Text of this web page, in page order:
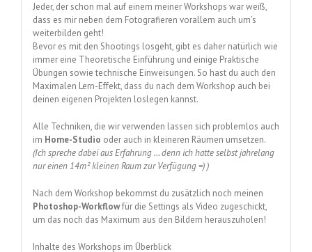
Jeder, der schon mal auf einem meiner Workshops war weiß,
dass es mir neben dem Fotografieren vorallem auch um’s
weiterbilden geht!
Bevor es mit den Shootings losgeht, gibt es daher natürlich wie
immer eine Theoretische Einführung und einige Praktische
Übungen sowie technische Einweisungen. So hast du auch den
Maximalen Lern-Effekt, dass du nach dem Workshop auch bei
deinen eigenen Projekten loslegen kannst.
Alle Techniken, die wir verwenden lassen sich problemlos auch
im Home-Studio oder auch in kleineren Räumen umsetzen.
(Ich spreche dabei aus Erfahrung … denn ich hatte selbst jahrelang
nur einen 14m² kleinen Raum zur Verfügung =) )
Nach dem Workshop bekommst du zusätzlich noch meinen
Photoshop-Workflowfür die Settings als Video zugeschickt,
um das noch das Maximum aus den Bildern herauszuholen!
Inhalte des Workshops im Überblick